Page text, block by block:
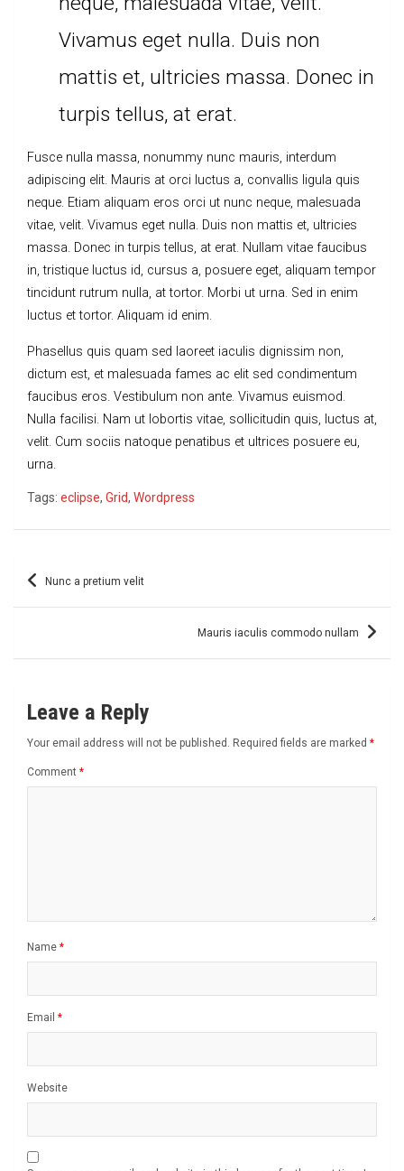
Vivamus eget nulla. Duis non
mattis et, ultricies massa. Donec in
turpis tellus, at erat.
Fusce nulla massa, nonummy nunc mauris, interdum
adipiscing elit. Mauris at orci luctus a, convallis ligula quis
neque. Etiam aliquam eros orci ut nunc neque, malesuada
vitae, velit. Vivamus eget nulla. Duis non mattis et, ultricies
massa. Donec in turpis tellus, at erat. Nullam vitae faucibus
in, tristique luctus id, cursus a, posuere eget, aliquam tempor
tincidunt rutrum nulla, at tortor. Morbi ut urna. Sed in enim
luctus et tortor. Aliquam id enim.
Phasellus quis quam sed laoreet iaculis dignissim non,
dictum est, et malesuada fames ac elit sed condimentum
faucibus eros. Vestibulum non ante. Vivamus euismod.
Nulla facilisi. Nam ut lobortis vitae, sollicitudin quis, luctus at,
velit. Cum sociis natoque penatibus et ultrices posuere eu,
urna.
Tags: eclipse, Grid, Wordpress
Post Nunc a pretium velit
Mauris iaculis commodo nullam
Leave a Reply
Your email address will not be published. Required fields are marked *
Comment *
Name *
Email *
Website